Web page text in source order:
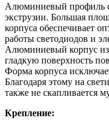
Алюминиевый профиль
экструзии. Большая
корпуса обеспечивает
работы светодиодов и
Алюминиевый корпус
гладкую поверхность
Форма корпуса
Благодаря этому на
также не скапливается
Крепление: